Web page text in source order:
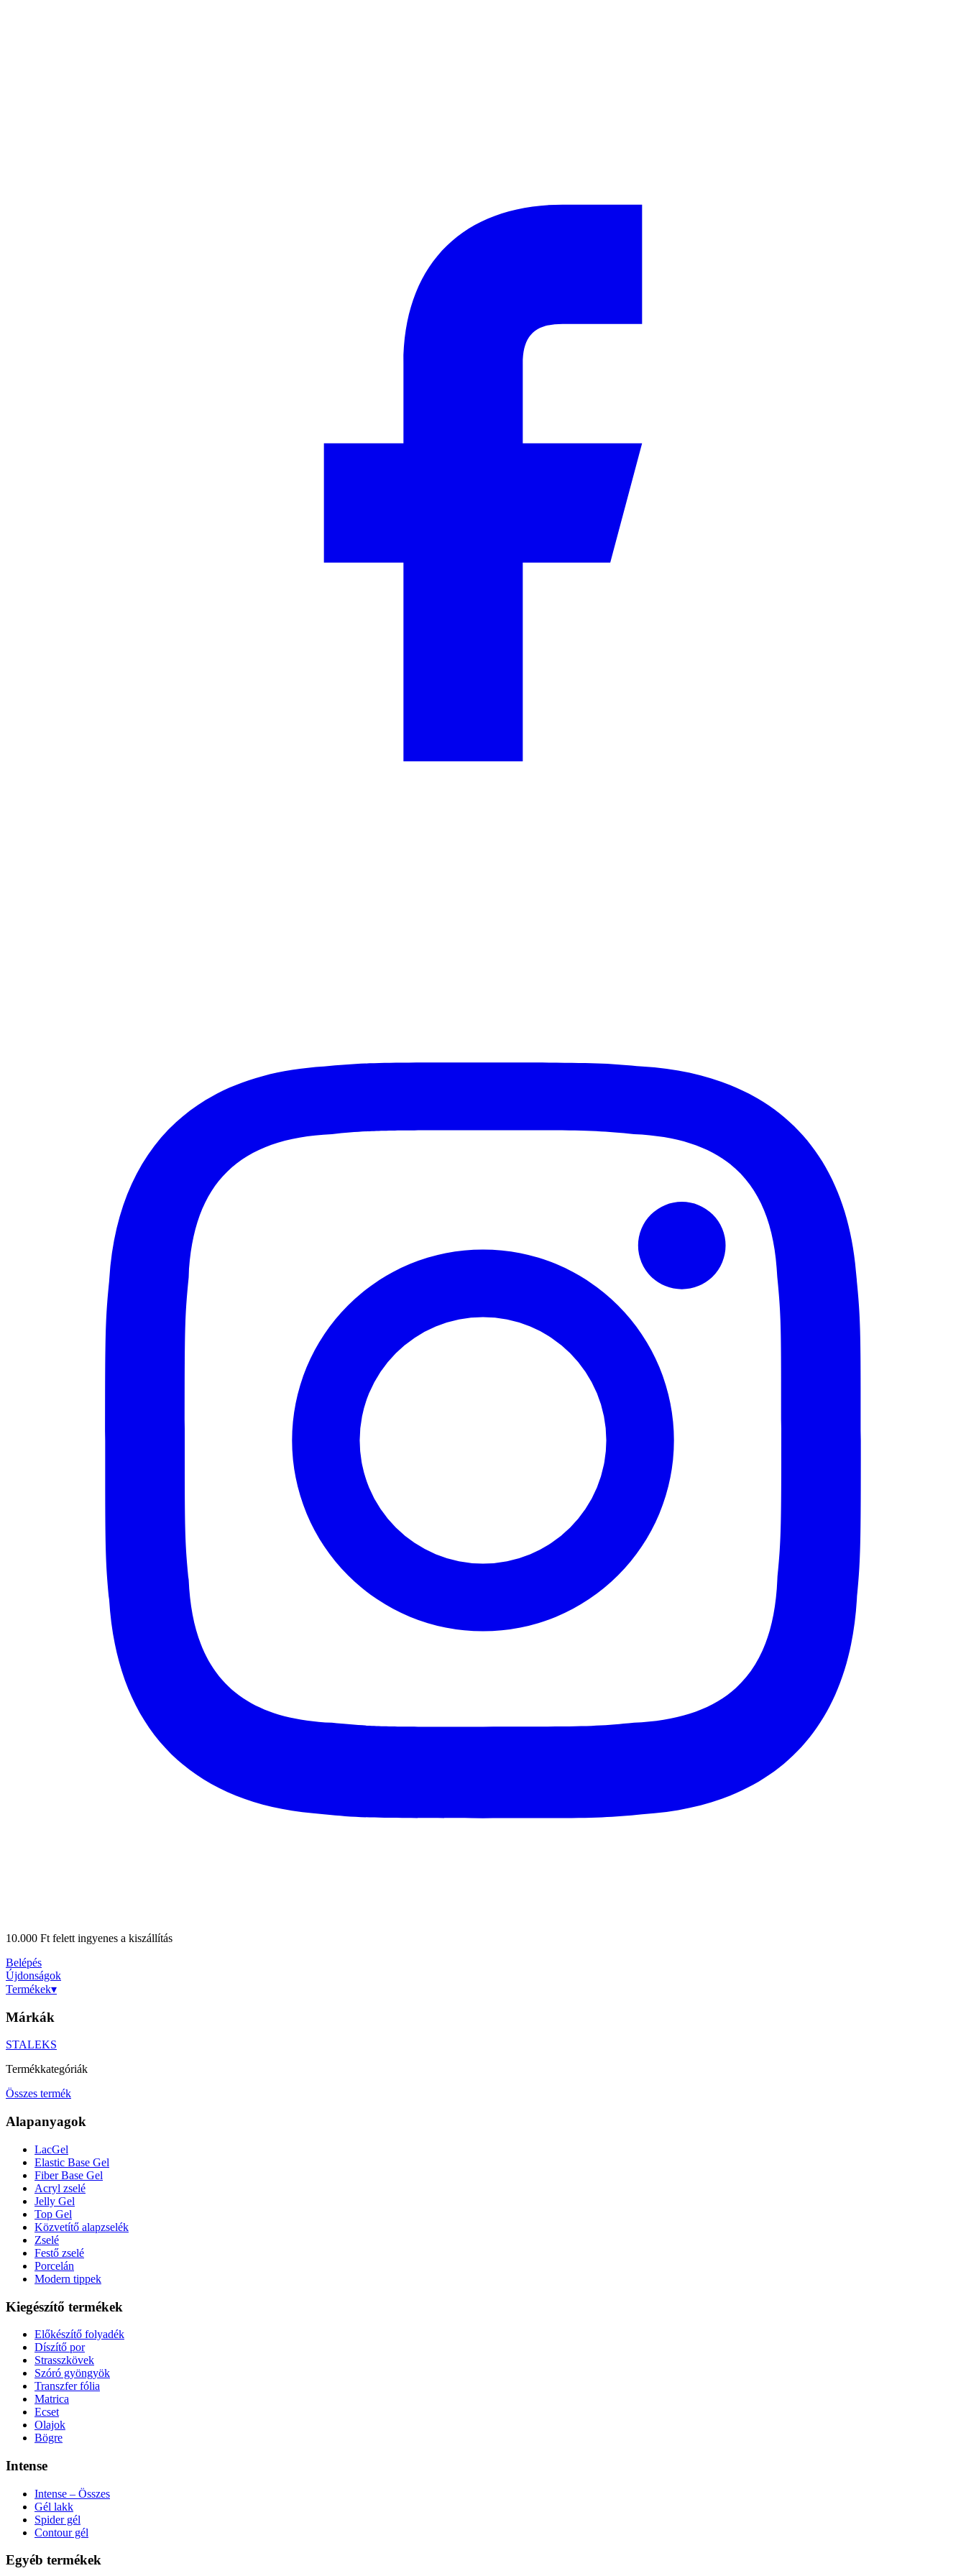
10.000 Ft felett ingyenes a kiszállítás
Belépés
Újdonságok
Termékek▾
Márkák
STALEKS
Termékkategóriák
Összes termék
Alapanyagok
LacGel
Elastic Base Gel
Fiber Base Gel
Acryl zselé
Jelly Gel
Top Gel
Közvetítő alapzselék
Zselé
Festő zselé
Porcelán
Modern tippek
Kiegészítő termékek
Előkészítő folyadék
Díszítő por
Strasszkövek
Szóró gyöngyök
Transzfer fólia
Matrica
Ecset
Olajok
Bögre
Intense
Intense – Összes
Gél lakk
Spider gél
Contour gél
Egyéb termékek